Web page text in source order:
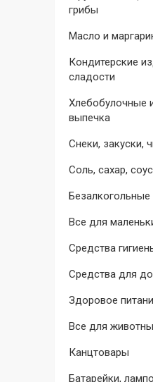
грибы
Масло и
Кондитерские
сладости
Хлебобулочные
выпечка
Снеки, закуски,
Соль, сахар,
Безалкогольные
Все для
Средства
Средства для
Здоровое
Все для
Канцтовары
Батарейки,